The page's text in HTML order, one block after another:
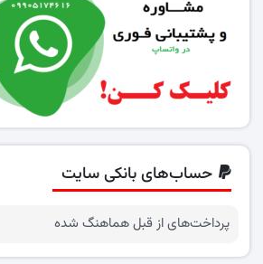
حساب‌های بانکی سایت
پرداخت‌های از قبل هماهنگ شده